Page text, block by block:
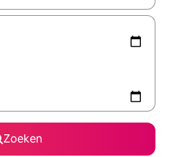
Zoeken